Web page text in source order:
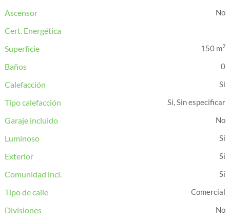
Ascensor
Cert. Energética
Superficie
150 m2
Baños 0
Calefacción
Tipo calefacción
Si, Sin especificar
Garaje incluido
Luminoso
Exterior
Comunidad incl.
Tipo de calle
Comercial
Divisiones